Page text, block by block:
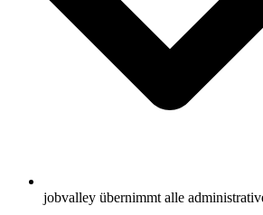
jobvalley übernimmt alle